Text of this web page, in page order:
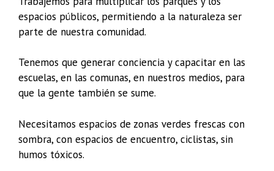
espacios públicos, permitiendo a la naturaleza ser
parte de nuestra comunidad.
Tenemos que generar conciencia y capacitar en las
escuelas, en las comunas, en nuestros medios, para
que la gente también se sume.
Necesitamos espacios de zonas verdes frescas con
sombra, con espacios de encuentro, ciclistas, sin
humos tóxicos.